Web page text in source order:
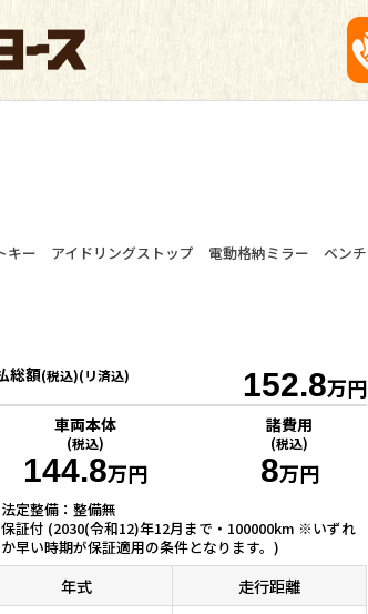
ー アイドリングストップ 電動格納ミラー ベンチ
総額(税込)(リ済込) 152.8万円
車両本体
(税込)
144.8万円
諸費用
(税込)
8万円
法定整備：整備無
保証付 (2030(令和12)年12月まで・100000km ※いずれ
か早い時期が保証適用の条件となります。)
年式
走行距離